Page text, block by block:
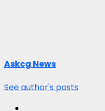
Askcg News
See author's posts